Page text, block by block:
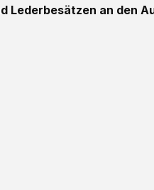
Lederbesätzen an den